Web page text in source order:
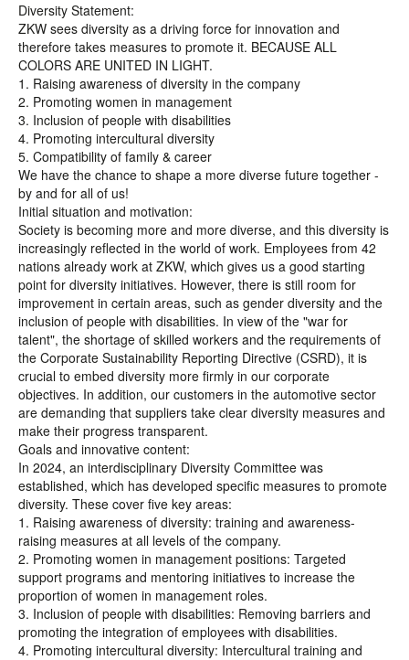
Diversity Statement:
ZKW sees diversity as a driving force for innovation and
therefore takes measures to promote it. BECAUSE ALL
COLORS ARE UNITED IN LIGHT.
1. Raising awareness of diversity in the company
2. Promoting women in management
3. Inclusion of people with disabilities
4. Promoting intercultural diversity
5. Compatibility of family & career
We have the chance to shape a more diverse future together -
by and for all of us!
Initial situation and motivation:
Society is becoming more and more diverse, and this diversity is
increasingly reflected in the world of work. Employees from 42
nations already work at ZKW, which gives us a good starting
point for diversity initiatives. However, there is still room for
improvement in certain areas, such as gender diversity and the
inclusion of people with disabilities. In view of the "war for
talent", the shortage of skilled workers and the requirements of
the Corporate Sustainability Reporting Directive (CSRD), it is
crucial to embed diversity more firmly in our corporate
objectives. In addition, our customers in the automotive sector
are demanding that suppliers take clear diversity measures and
make their progress transparent.
Goals and innovative content:
In 2024, an interdisciplinary Diversity Committee was
established, which has developed specific measures to promote
diversity. These cover five key areas:
1. Raising awareness of diversity: training and awareness-
raising measures at all levels of the company.
2. Promoting women in management positions: Targeted
support programs and mentoring initiatives to increase the
proportion of women in management roles.
3. Inclusion of people with disabilities: Removing barriers and
promoting the integration of employees with disabilities.
4. Promoting intercultural diversity: Intercultural training and